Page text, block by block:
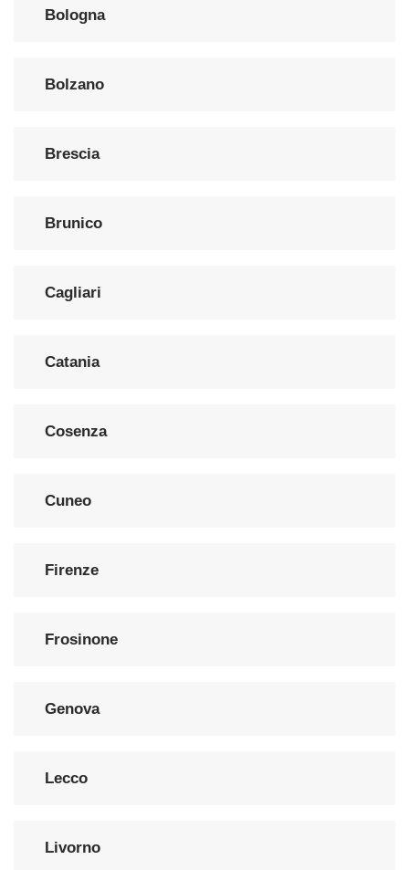
Bologna
Bolzano
Brescia
Brunico
Cagliari
Catania
Cosenza
Cuneo
Firenze
Frosinone
Genova
Lecco
Livorno